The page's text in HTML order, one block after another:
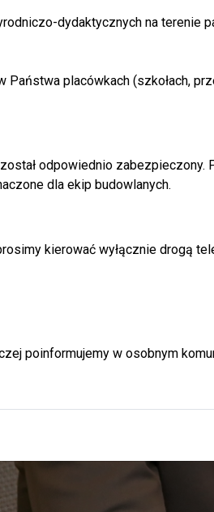
2021-2027 priorytet 2.5
dydaktycznych na terenie
placówkach (szkołach,
odpowiednio zabezpieczony.
dla ekip budowlanych.
kierować wyłącznie drogą
poinformujemy w osobnym